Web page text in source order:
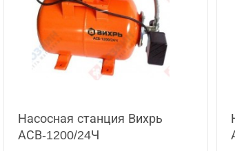
Насосная станция Вихрь
АСВ-1200/24Ч